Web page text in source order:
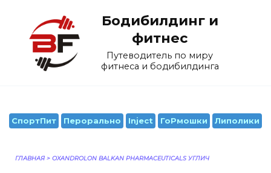
содержанию
Бодибилдинг и
фитнес
Путеводитель по миру
фитнеса и бодибилдинга
СпортПит Перорально Inject ГоРмошки Липолики
ГЛАВНАЯ > OXANDROLON BALKAN PHARMACEUTICALS УГЛИЧ